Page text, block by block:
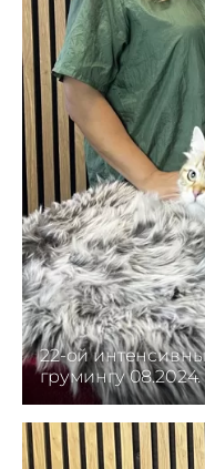
22-oй
грумингу 08.2024.